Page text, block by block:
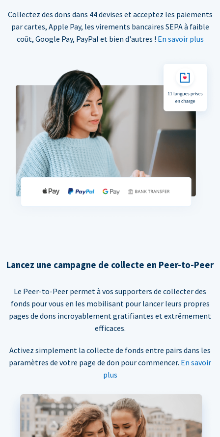
Collectez des dons dans 44 devises et acceptez les paiements
par cartes, Apple Pay, les virements bancaires SEPA à faible
coût, Google Pay, PayPal et bien d'autres ! En savoir plus
Lancez une campagne de collecte en Peer-to-Peer
Le Peer-to-Peer permet à vos supporters de collecter des
fonds pour vous en les mobilisant pour lancer leurs propres
pages de dons incroyablement gratifiantes et extrêmement
efficaces.
Activez simplement la collecte de fonds entre pairs dans les
paramètres de votre page de don pour commencer. En savoir
plus